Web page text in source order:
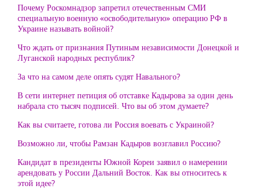
Почему Роскомнадзор запретил отечественным СМИ
специальную военную «освободительную» операцию РФ в
Украине называть войной?
Что ждать от признания Путиным независимости Донецкой и
Луганской народных республик?
За что на самом деле опять судят Навального?
В сети интернет петиция об отставке Кадырова за один день
набрала сто тысяч подписей. Что вы об этом думаете?
Как вы считаете, готова ли Россия воевать с Украиной?
Возможно ли, чтобы Рамзан Кадыров возглавил Россию?
Кандидат в президенты Южной Кореи заявил о намерении
арендовать у России Дальний Восток. Как вы относитесь к
этой идее?